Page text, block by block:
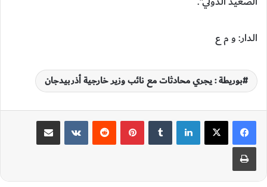
الدار: و م ع
بوريطة : يجري محادثات مع نائب وزير خارجية أذربيدجان
لينكدإن بينتيريست